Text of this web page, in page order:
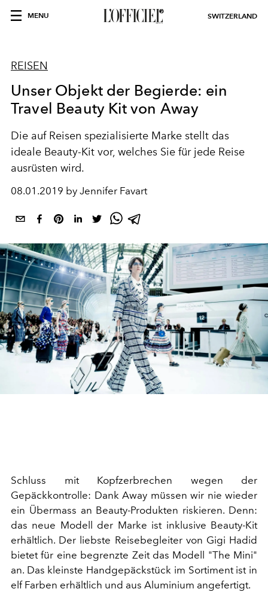
MENU SWITZERLAND
REISEN
Unser Objekt der Begierde: ein
Travel Beauty Kit von Away
Die auf Reisen spezialisierte Marke stellt das
ideale Beauty-Kit vor, welches Sie für jede Reise
ausrüsten wird.
08.01.2019 by Jennifer Favart
Schluss mit Kopfzerbrechen wegen der
Gepäckkontrolle: Dank Away müssen wir nie wieder
ein Übermass an Beauty-Produkten riskieren. Denn:
das neue Modell der Marke ist inklusive Beauty-Kit
erhältlich. Der liebste Reisebegleiter von Gigi Hadid
bietet für eine begrenzte Zeit das Modell "The Mini"
an. Das kleinste Handgepäckstück im Sortiment ist in
elf Farben erhältlich und aus Aluminium angefertigt.